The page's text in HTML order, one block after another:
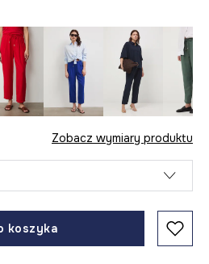
Zobacz wymiary produktu
koszyka